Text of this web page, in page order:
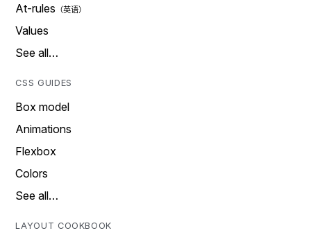
At-rules
Values
See all…
CSS GUIDES
Box model
Animations
Flexbox
Colors
See all…
LAYOUT COOKBOOK